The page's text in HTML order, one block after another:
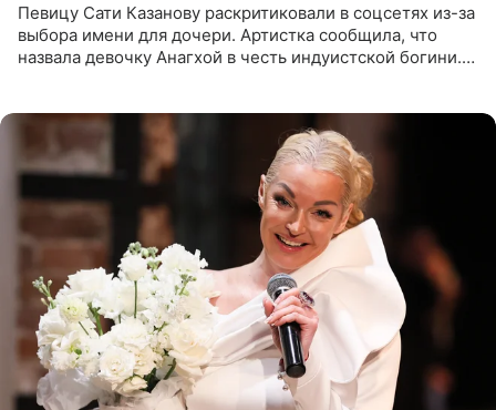
Певицу Сати Казанову раскритиковали в соцсетях из-за
выбора имени для дочери. Артистка сообщила, что
назвала девочку Анагхой в честь индуистской богини.